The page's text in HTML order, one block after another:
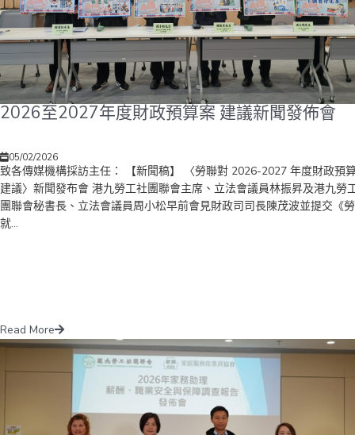
2026至2027年度財政預算案 建議新聞發佈會
05/02/2026
致各傳媒機構採訪主任： 【新聞稿】 〈勞聯對 2026-2027 年度財政預
建議〉新聞發布會 港九勞工社團聯會主席、立法會議員林振昇及港九勞
團聯會秘書長、立法會議員周小松早前會見財政司司長陳茂波並提交《
就...
Read More